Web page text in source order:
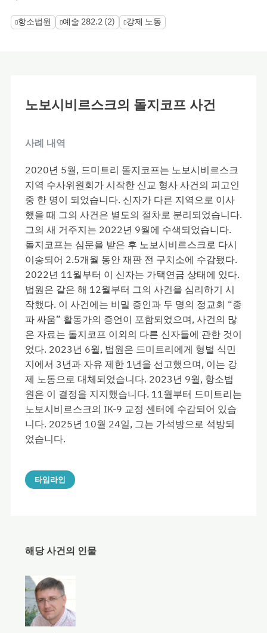
항소법원 예술 282.2 (2) 강제 노동
노보시비르스크의 돌지코프 사건
사례 내역
2020년 5월, 드미트리 돌지코프는 노보시비르스크
지역 수사위원회가 시작한 신교 형사 사건의 피고인
중 한 명이 되었습니다. 신자가 다른 지역으로 이사
했을 때 그의 사건은 별도의 절차로 분리되었습니다.
그의 새 거주지는 2022년 9월에 수색되었습니다.
돌지코프는 심문을 받은 후 노보시비르스크로 다시
이송되어 2.5개월 동안 재판 전 구치소에 수감됐다.
2022년 11월부터 이 신자는 가택연금 상태에 있다.
법원은 같은 해 12월부터 그의 사건을 심리하기 시
작했다. 이 사건에는 비밀 증인과 두 명의 정교회 “종
파 싸움” 활동가의 증언이 포함되었으며, 사건의 많
은 자료는 돌지코프 이외의 다른 신자들에 관한 것이
었다. 2023년 6월, 법원은 드미트리에게 형벌 식민
지에서 3년과 자유 제한 1년을 선고했으며, 이는 강
제 노동으로 대체되었습니다. 2023년 9월, 항소법
원은 이 결정을 지지했습니다. 11월부터 드미트리는
노보시비르스크의 IK-9 교정 센터에 수감되어 있습
니다. 2025년 10월 24일, 그는 가석방으로 석방되
었습니다.
타임라인
해당 사건의 인물